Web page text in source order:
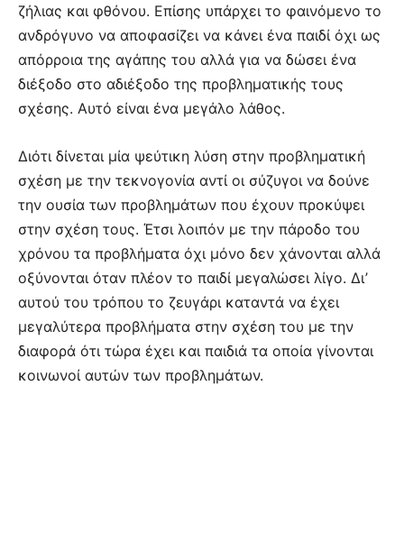
ζήλιας και φθόνου. Επίσης υπάρχει το φαινόμενο το
ανδρόγυνο να αποφασίζει να κάνει ένα παιδί όχι ως
απόρροια της αγάπης του αλλά για να δώσει ένα
διέξοδο στο αδιέξοδο της προβληματικής τους
σχέσης. Αυτό είναι ένα μεγάλο λάθος.
Διότι δίνεται μία ψεύτικη λύση στην προβληματική
σχέση με την τεκνογονία αντί οι σύζυγοι να δούνε
την ουσία των προβλημάτων που έχουν προκύψει
στην σχέση τους. Έτσι λοιπόν με την πάροδο του
χρόνου τα προβλήματα όχι μόνο δεν χάνονται αλλά
οξύνονται όταν πλέον το παιδί μεγαλώσει λίγο. Δι’
αυτού του τρόπου το ζευγάρι καταντά να έχει
μεγαλύτερα προβλήματα στην σχέση του με την
διαφορά ότι τώρα έχει και παιδιά τα οποία γίνονται
κοινωνοί αυτών των προβλημάτων.